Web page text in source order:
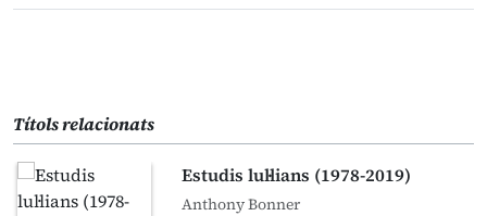
Títols relacionats
Estudis lul·lians (1978-2019)
Anthony Bonner